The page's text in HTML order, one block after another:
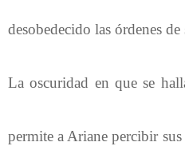
desobedecido las órdenes
La oscuridad en que se
permite a Ariane percibir